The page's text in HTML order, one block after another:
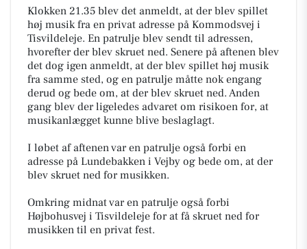
Klokken 21.35 blev det anmeldt, at der blev spillet
høj musik fra en privat adresse på Kommodsvej i
Tisvildeleje. En patrulje blev sendt til adressen,
hvorefter der blev skruet ned. Senere på aftenen blev
det dog igen anmeldt, at der blev spillet høj musik
fra samme sted, og en patrulje måtte nok engang
derud og bede om, at der blev skruet ned. Anden
gang blev der ligeledes advaret om risikoen for, at
musikanlægget kunne blive beslaglagt.
I løbet af aftenen var en patrulje også forbi en
adresse på Lundebakken i Vejby og bede om, at der
blev skruet ned for musikken.
Omkring midnat var en patrulje også forbi
Højbohusvej i Tisvildeleje for at få skruet ned for
musikken til en privat fest.